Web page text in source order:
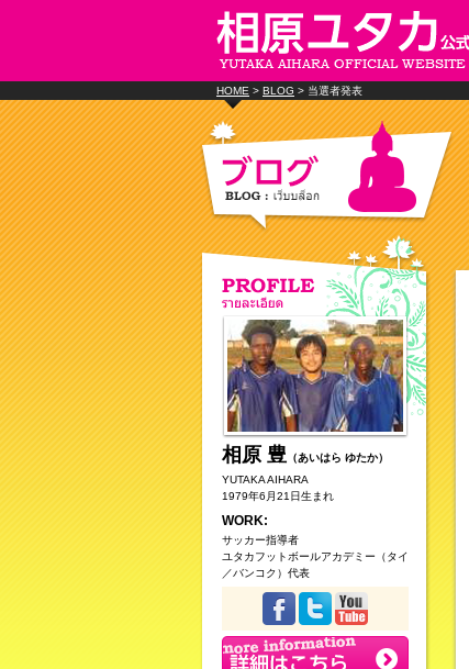
HOME > BLOG > 当選者発表
相原 豊 （あいはら ゆたか）
YUTAKA AIHARA
1979年6月21日生まれ
WORK:
サッカー指導者
ユタカフットボールアカデミー（タイ
／バンコク）代表